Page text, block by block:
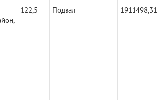
122,5 Подвал 1911498,31